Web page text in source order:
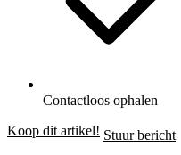
Contactloos ophalen
Koop dit artikel! Stuur bericht